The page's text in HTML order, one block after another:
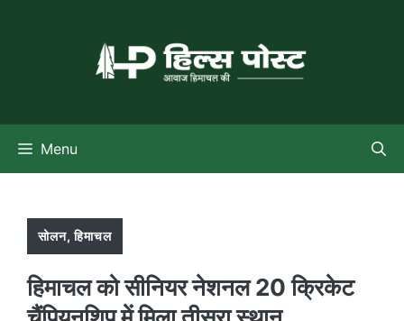
Menu
सोलन,हिमाचल
हिमाचल को सीनियर नेशनल 20 क्रिकेट